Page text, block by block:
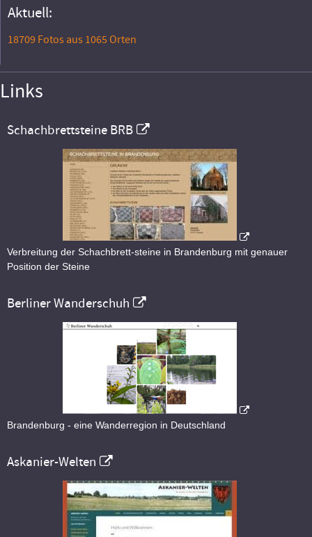
Aktuell:
18709 Fotos aus 1065 Orten
Links
Schachbrettsteine BRB
Verbreitung der Schachbrett-steine in Brandenburg mit genauer
Position der Steine
Berliner Wanderschuh
Brandenburg - eine Wanderregion in Deutschland
Askanier-Welten